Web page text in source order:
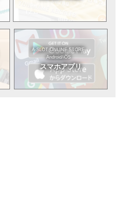
A-SLOT ONLINE STORE
Android/iOS
スマホアプリ